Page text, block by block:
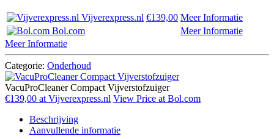
Vijverexpress.nl €139,00 Meer Informatie
Bol.com
Meer Informatie
Meer Informatie
Categorie: Onderhoud
VacuProCleaner Compact Vijverstofzuiger
€139,00 at Vijverexpress.nl View Price at Bol.com
Beschrijving
Aanvullende informatie